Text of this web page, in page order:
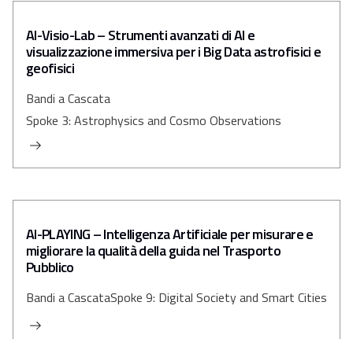
AI-Visio-Lab – Strumenti avanzati di AI e
visualizzazione immersiva per i Big Data astrofisici e
geofisici
Bandi a Cascata
Spoke 3: Astrophysics and Cosmo Observations
AI-PLAYING – Intelligenza Artificiale per misurare e
migliorare la qualità della guida nel Trasporto
Pubblico
Bandi a CascataSpoke 9: Digital Society and Smart Cities